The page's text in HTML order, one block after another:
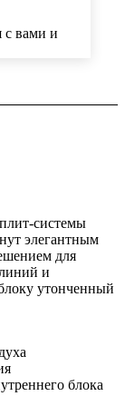
с вами и
системы
элегантным
для
и
утонченный
блока